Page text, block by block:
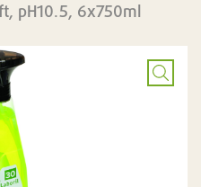
pH10.5, 6x750ml
Bild